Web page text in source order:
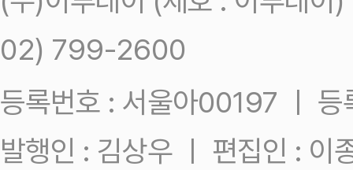
02) 799-2600
등록번호 : 서울아00197 ㅣ
발행인 : 김상우 ㅣ 편집인 : 이